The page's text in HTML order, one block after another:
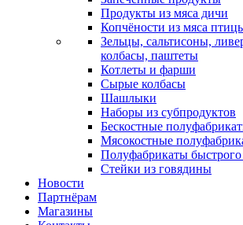
Продукты из мяса дичи
Копчёности из мяса
Зельцы, сальтисоны,
колбасы, паштеты
Котлеты и фарши
Сырые колбасы
Шашлыки
Наборы из субпродуктов
Бескостные
Мясокостные
Полуфабрикаты
Стейки из говядины
Новости
Партнёрам
Магазины